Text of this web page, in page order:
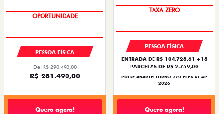
PESSOA FÍSICA
De: R$ 290.490,00
R$ 281.490,00
Quero agora!
SAIA DE FIAT 0KM
PESSOA FÍSICA
ENTRADA DE R$ 104.728,61 +18
PARCELAS DE R$ 2.759,00
PULSE ABARTH TURBO 270 FLEX AT 4P
2026
Quero agora!